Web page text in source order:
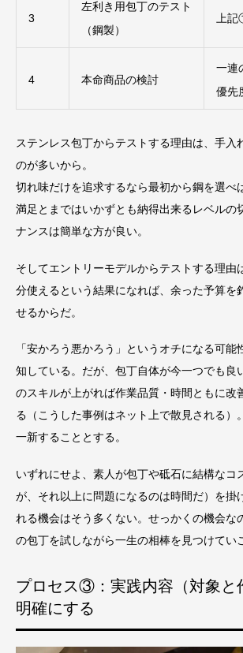
3
左利き用包丁のテスト
（鋼製）
上
4 本命商品の検討
一連
優先
ステンレス包丁からテストする理由は、手入
のが多いから。
切れ味だけを追求するなら最初から鋼を選べ
満足とまではいかずとも納得出来るレベルの
ナンスは簡単な方が良い。
そしてエントリーモデルからテストする理由
分使えるという結果になれば、余った予算を
せるからだ。
「安かろう悪かろう」というオチになる可能
知している。だが、包丁自体が今一つでも良
のスキルが上がれば作業品質・時間ともに改
る（こうした事例はネット上で散見される）
一新することとする。
いずれにせよ、素人が包丁や砥石に結構なコ
が、それ以上に問題になるのは時間だ）を掛
れる機会はそう多くない。せっかくの機会な
の包丁を試しながら一生の相棒を見つけてい
プロセス③：実践内容（対象と
明確にする